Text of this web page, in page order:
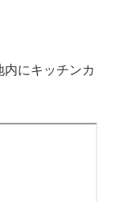
にキッチンカ